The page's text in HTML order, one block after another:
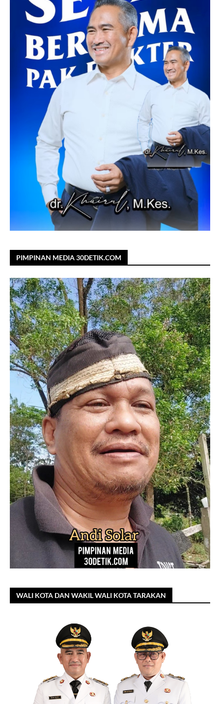
PIMPINAN MEDIA 30DETIK.COM
WALI KOTA DAN WAKIL WALI KOTA TARAKAN